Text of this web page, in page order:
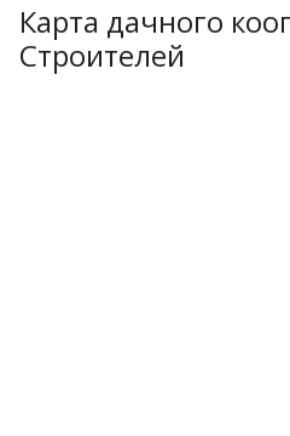
Карта дачного
Строителей